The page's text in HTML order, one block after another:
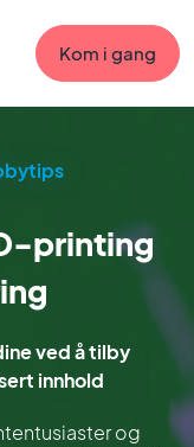
Kom i gang
printing
ved å tilby
innhold
og